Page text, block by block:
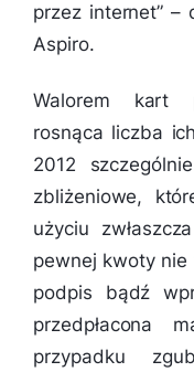
przez internet” –
Aspiro.
Walorem kart
rosnąca liczba
2012
zbliżeniowe,
użyciu
pewnej kwoty nie
podpis bądź
przedpłacona
przypadku